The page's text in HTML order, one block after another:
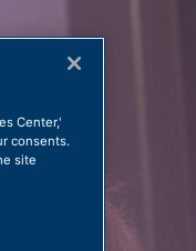
Center,'
consents.
site